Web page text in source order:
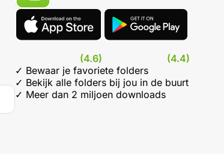
(4.6)
(4.4)
✓ Bewaar je favoriete folders
✓ Bekijk alle folders bij jou in de buurt
✓ Meer dan 2 miljoen downloads